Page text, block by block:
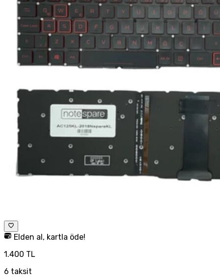
Elden al, kartla öde!
1.400 TL
6 taksit